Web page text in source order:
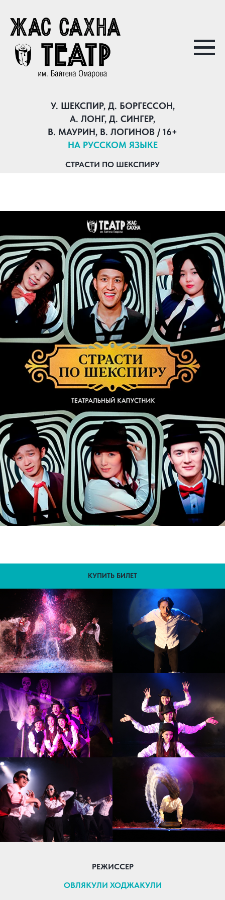
У. ШЕКСПИР, Д. БОРГЕССОН,
А. ЛОНГ, Д. СИНГЕР,
В. МАУРИН, В. ЛОГИНОВ / 16+
НА РУССКОМ ЯЗЫКЕ
СТРАСТИ ПО ШЕКСПИРУ
КУПИТЬ БИЛЕТ
РЕЖИССЕР
ОВЛЯКУЛИ ХОДЖАКУЛИ